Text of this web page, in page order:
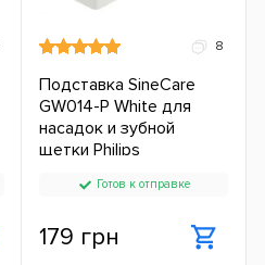
8
Подставка SineCare
GW014-P White для
насадок и зубной
щетки Philips
Готов к отправке
179 грн